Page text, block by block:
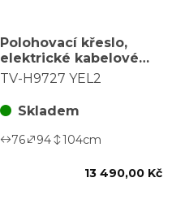
Polohovací křeslo,
elektrické kabelové
ovládání, žlutá, látka,
TV-H9727 YEL2
Skladem
76 94 104cm
13 490,00 Kč